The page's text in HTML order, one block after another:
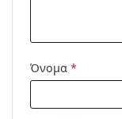
Όνομα *